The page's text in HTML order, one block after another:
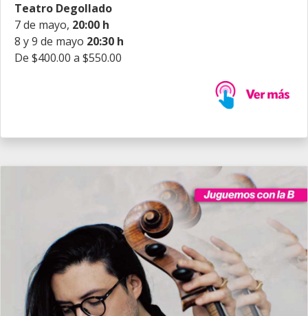
Teatro Degollado
7 de mayo, 20:00 h
8 y 9 de mayo 20:30 h
De $400.00 a $550.00